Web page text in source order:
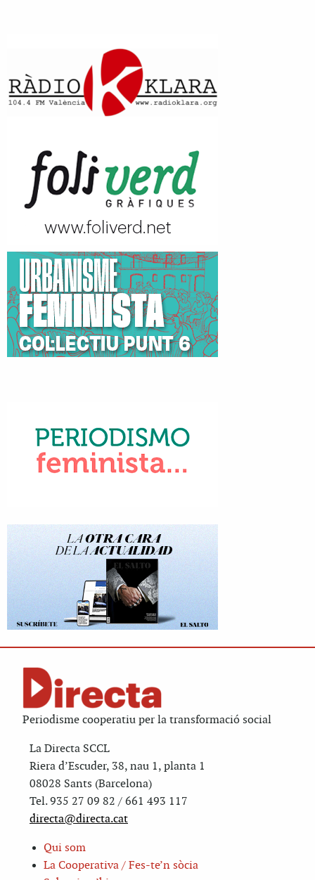
Periodisme cooperatiu per la transformació social
La Directa SCCL
Riera d’Escuder, 38, nau 1, planta 1
08028 Sants (Barcelona)
Tel. 935 27 09 82 / 661 493 117
directa@directa.cat
Qui som
La Cooperativa / Fes-te’n sòcia